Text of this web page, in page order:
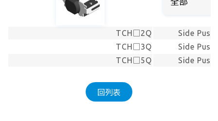
TCH□2Q
Side Push
TCH□3Q
Side Push
TCH□5Q
Side Push
回列表